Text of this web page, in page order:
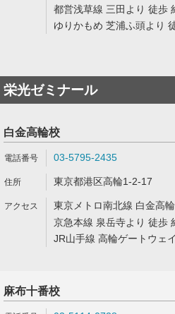
都営浅草線 三田より 徒歩
ゆりかもめ 芝浦ふ頭より
栄光ゼミナール
白金高輪校
03-5795-2435
東京都港区高輪1-2-17
東京メトロ南北線 白金高
京急本線 泉岳寺より 徒歩
JR山手線 高輪ゲートウェ
麻布十番校